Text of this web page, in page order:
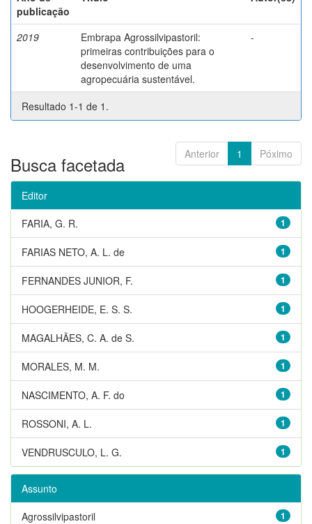
publicação
2019
Embrapa Agrossilvipastoril:
primeiras contribuições para o
desenvolvimento de uma
agropecuária sustentável.
-
Resultado 1-1 de 1.
Anterior 1 Póximo
Busca facetada
Editor
1
FARIA, G. R.
1
FARIAS NETO, A. L. de
1
FERNANDES JUNIOR, F.
1
HOOGERHEIDE, E. S. S.
1
MAGALHÃES, C. A. de S.
1
MORALES, M. M.
1
NASCIMENTO, A. F. do
1
ROSSONI, A. L.
1
VENDRUSCULO, L. G.
Assunto
1
Agrossilvipastoril